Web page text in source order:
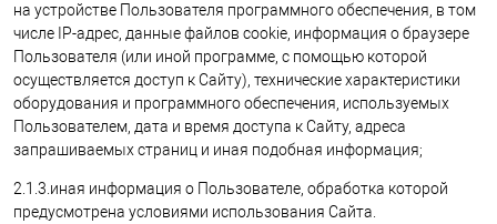
на устройстве Пользователя программного обеспечения, в том
числе IP-адрес, данные файлов cookie, информация о браузере
Пользователя (или иной программе, с помощью которой
осуществляется доступ к Сайту), технические характеристики
оборудования и программного обеспечения, используемых
Пользователем, дата и время доступа к Сайту, адреса
запрашиваемых страниц и иная подобная информация;
2.1.3.иная информация о Пользователе, обработка которой
предусмотрена условиями использования Сайта.